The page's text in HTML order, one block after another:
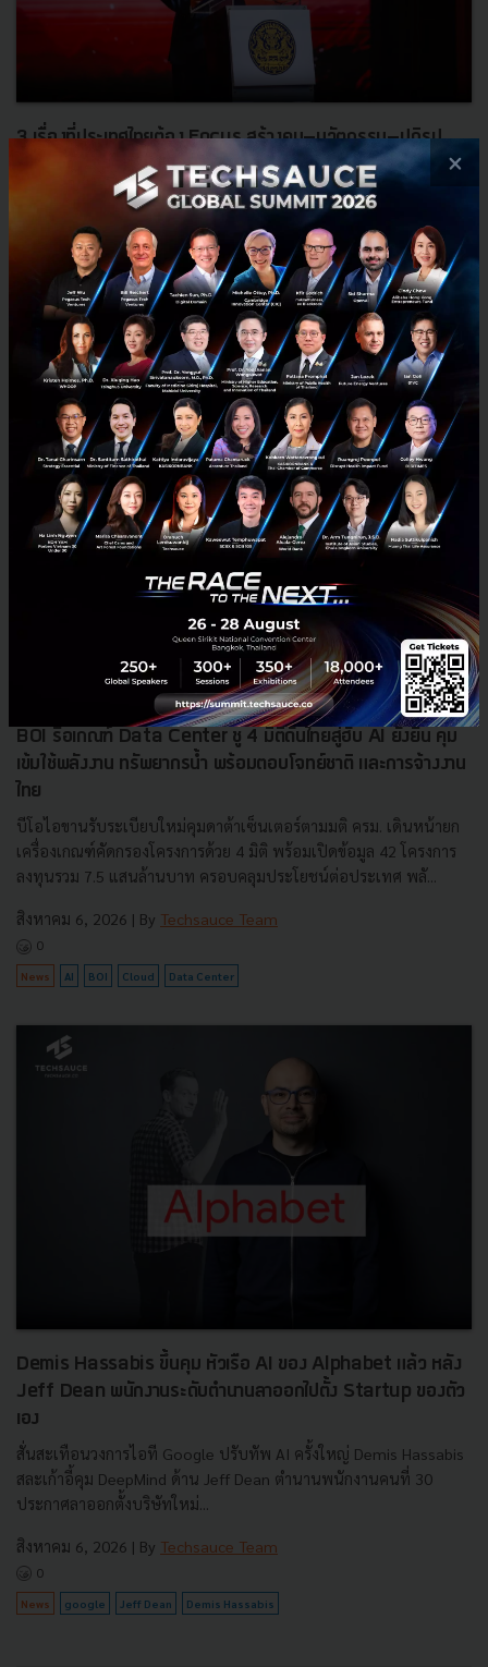
3 เรื่องที่ประเทศไทยต้อง Focus สร้างคน–นวัตกรรม–ปฏิรูป
ระบบราชการ เพื่อยกระดับขีดความสามารถประเทศ
นายอนุทิน ชาญวีรกูล นายกรัฐมนตรีและรัฐมนตรีว่าการกระทรวง
มหาดไทย กล่าวปาฐกถาพิเศษในหัวข้อ “ฝ่าวิกฤติ รับมือระเบียบโลก
ใหม่” ในงาน The INTANIA Forum...
สิงหาคม 6, 2026| ByTechsauce Team
ประเทศไทย เศรษฐกิจไทย
BOI รื้อเกณฑ์ Data Center ชู 4 มิติดันไทยสู่ฮับ AI ยั่งยืน คุม
เข้มใช้พลังงาน ทรัพยากรน้ำ พร้อมตอบโจทย์ชาติ และการจ้างงาน
ไทย
บีโอไอขานรับระเบียบใหม่คุมดาต้าเซ็นเตอร์ตามมติ ครม. เดินหน้ายก
เครื่องเกณฑ์คัดกรองโครงการด้วย 4 มิติ พร้อมเปิดข้อมูล 42 โครงการ
ลงทุนรวม 7.5 แสนล้านบาท ครอบคลุมประโยชน์ต่อประเทศ พลั...
สิงหาคม 6, 2026 | By Techsauce Team
0
News AI BOI Cloud Data Center
Demis Hassabis ขึ้นคุม หัวเรือ AI ของ Alphabet แล้ว หลัง
Jeff Dean พนักงานระดับตำนานลาออกไปตั้ง Startup ของตัว
เอง
สั่นสะเทือนวงการไอที Google ปรับทัพ AI ครั้งใหญ่ Demis Hassabis
สละเก้าอี้คุม DeepMind ด้าน Jeff Dean ตำนานพนักงานคนที่ 30
ประกาศลาออกตั้งบริษัทใหม่...
สิงหาคม 6, 2026 | By Techsauce Team
0
News google Jeff Dean Demis Hassabis
×